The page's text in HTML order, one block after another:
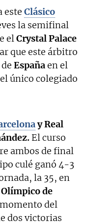
este Clásico
la semifinal
elCrystal Palace
que este árbitro
Españaen el
único colegiado
y Real
El curso
ambos de final
culé ganó 4-3
la 35, en
Olímpico de
del
dos victorias